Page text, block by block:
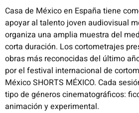
Casa de México en España tiene
apoyar al talento joven audiovisual
organiza una amplia muestra del
corta duración. Los cortometrajes
obras más reconocidas del último
por el festival internacional de
México SHORTS MÉXICO. Cada
tipo de géneros cinematográficos:
animación y experimental.